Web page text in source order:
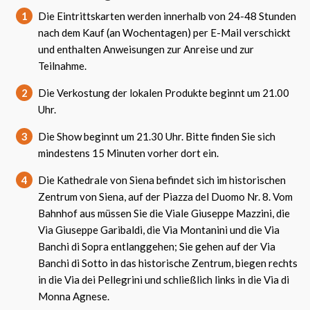
1
Die Eintrittskarten werden innerhalb von 24-48 Stunden
nach dem Kauf (an Wochentagen) per E-Mail verschickt
und enthalten Anweisungen zur Anreise und zur
Teilnahme.
2
Die Verkostung der lokalen Produkte beginnt um 21.00
Uhr.
3
Die Show beginnt um 21.30 Uhr. Bitte finden Sie sich
mindestens 15 Minuten vorher dort ein.
4
Die Kathedrale von Siena befindet sich im historischen
Zentrum von Siena, auf der Piazza del Duomo Nr. 8. Vom
Bahnhof aus müssen Sie die Viale Giuseppe Mazzini, die
Via Giuseppe Garibaldi, die Via Montanini und die Via
Banchi di Sopra entlanggehen; Sie gehen auf der Via
Banchi di Sotto in das historische Zentrum, biegen rechts
in die Via dei Pellegrini und schließlich links in die Via di
Monna Agnese.